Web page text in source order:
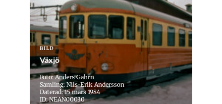
BILD
Växjö
Foto: Anders Gahrn
Samling: Nils-Erik Andersson
Daterad: 15 mars 1984
ID: NEAN00030